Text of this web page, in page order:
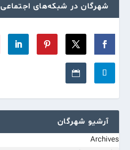
شهرگان در شبکه‌های اجتماعی
آرشیو شهرگان
Archives